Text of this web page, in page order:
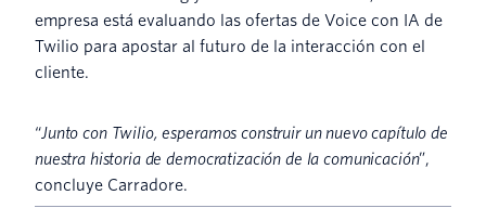
empresa está evaluando las ofertas de Voice con IA de
Twilio para apostar al futuro de la interacción con el
cliente.
“Junto con Twilio, esperamos construir un nuevo capítulo de
nuestra historia de democratización de la comunicación”,
concluye Carradore.